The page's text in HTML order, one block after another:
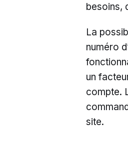
besoins,
La
numéro
un
compte.
site.